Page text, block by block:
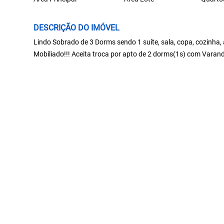
DESCRIÇÃO DO IMÓVEL
Lindo Sobrado de 3 Dorms sendo 1 suíte, sala, copa,
Mobiliado!!! Aceita troca por apto de 2 dorms(1s) com